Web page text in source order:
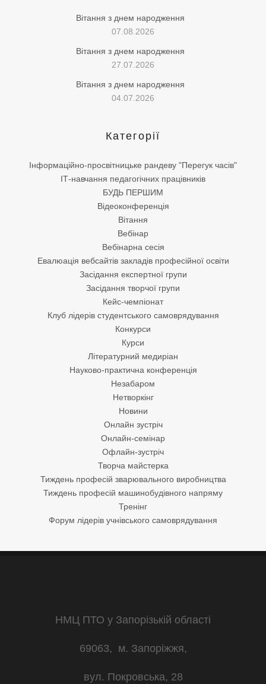
Вітання з днем народження
07.08.2026
Вітання з днем народження
27.07.2026
Вітання з днем народження
04.07.2026
Категорії
Інформаційно-просвітницьке рандеву "Перегук часів"
ІТ-навчання педагогічних працівників
БУДЬ ПЕРШИМ
Відеоконференція
Вітання
Вебінар
Вебінарна сесія
Евалюація вебсайтів закладів професійної освіти
Засідання експертної групи
Засідання творчої групи
Кейс-чемпіонат
Клуб лідерів студентського самоврядування
Конкурси
Курси
Літературний медиріан
Науково-практична конференція
Незабаром
Нетворкінг
Новини
Онлайн зустріч
Онлайн-семінар
Офлайн-зустріч
Творча майстерка
Тиждень професій зварювального виробництва
Тиждень професій машинобудівного напряму
Тренінг
Форум лідерів учнівського самоврядування
НМЦ ПТО у Запорізькій області
69063, м. Запоріжжя,
вул. Покровська, 28